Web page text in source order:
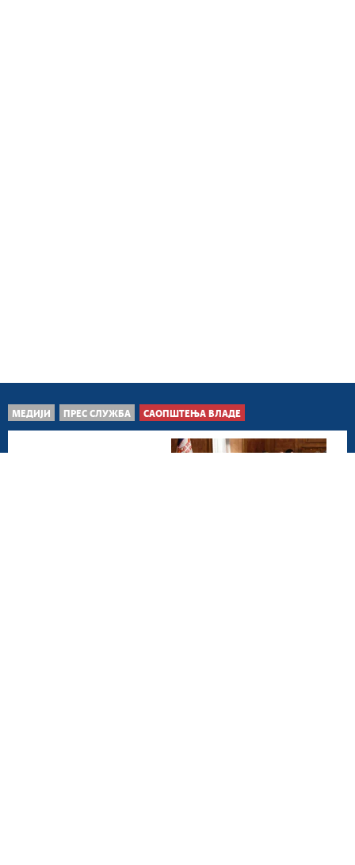
МЕДИЈИ ПРЕС СЛУЖБА САОПШТЕЊА ВЛАДЕ